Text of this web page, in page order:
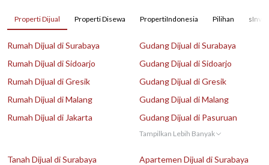
Properti Dijual Properti Disewa PropertiIndonesia Pilihan
Rumah Dijual di Surabaya
Rumah Dijual di Sidoarjo
Rumah Dijual di Gresik
Rumah Dijual di Malang
Rumah Dijual di Jakarta
Gudang Dijual di Surabaya
Gudang Dijual di Sidoarjo
Gudang Dijual di Gresik
Gudang Dijual di Malang
Gudang Dijual di Pasuruan
Tampilkan Lebih Banyak
Tanah Dijual di Surabaya
Apartemen Dijual di Surabaya